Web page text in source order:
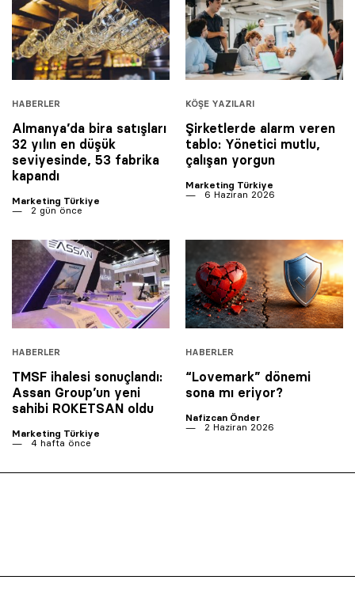
HABERLER
Almanya’da bira satışları
32 yılın en düşük
seviyesinde, 53 fabrika
kapandı
Marketing Türkiye
2 gün önce
KÖŞE YAZILARI
Şirketlerde alarm veren
tablo: Yönetici mutlu,
çalışan yorgun
Marketing Türkiye
6 Haziran 2026
HABERLER
TMSF ihalesi sonuçlandı:
Assan Group’un yeni
sahibi ROKETSAN oldu
Marketing Türkiye
4 hafta önce
HABERLER
“Lovemark” dönemi
sona mı eriyor?
Nafizcan Önder
2 Haziran 2026